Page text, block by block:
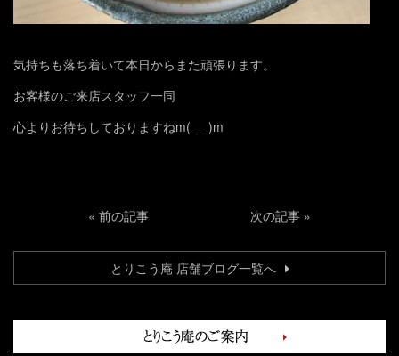
気持ちも落ち着いて本日からまた頑張ります。
お客様のご来店スタッフ一同
心よりお待ちしておりますねm(_ _)m
« 前の記事 次の記事 »
とりこう庵 店舗ブログ一覧へ